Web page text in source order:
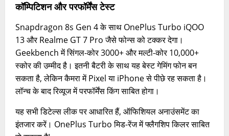
कॉम्पिटिशन और परफॉर्मेंस टेस्ट
Snapdragon 8s Gen 4 के साथ OnePlus Turbo iQOO
13 और Realme GT 7 Pro जैसे फोन्स को टक्कर देगा।
Geekbench में सिंगल-कोर 3000+ और मल्टी-कोर 10,000+
स्कोर की उम्मीद है। इतनी बैटरी के साथ यह बेस्ट गेमिंग फोन बन
सकता है, लेकिन कैमरा में Pixel या iPhone से पीछे रह सकता है।
लॉन्च के बाद रिव्यूज में परफॉर्मेंस किंग साबित होगा।
यह सभी डिटेल्स लीक पर आधारित हैं, ऑफिशियल अनाउंसमेंट का
इंतजार करें। OnePlus Turbo मिड-रेंज में फ्लैगशिप किलर साबित